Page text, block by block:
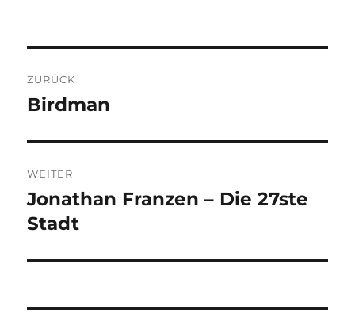
ZURÜCK
Vorheriger
Birdman
WEITER
Nächster
Beitrag:
Jonathan Franzen – Die 27ste
Stadt